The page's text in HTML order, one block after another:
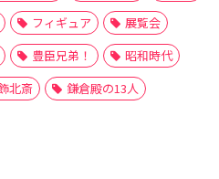
フィギュア
展覧会
豊臣兄弟！
昭和時代
北斎 鎌倉殿の13人